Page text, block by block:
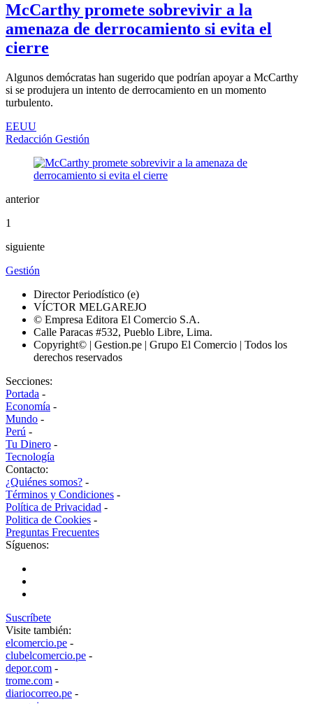
McCarthy promete sobrevivir a la
amenaza de derrocamiento si evita el
cierre
Algunos demócratas han sugerido que podrían apoyar a McCarthy
si se produjera un intento de derrocamiento en un momento
turbulento.
EEUU
Redacción Gestión
anterior
1
siguiente
Gestión
Director Periodístico (e)
VÍCTOR MELGAREJO
© Empresa Editora El Comercio S.A.
Calle Paracas #532, Pueblo Libre, Lima.
Copyright© | Gestion.pe | Grupo El Comercio | Todos los
derechos reservados
Secciones:
Portada -
Economía -
Mundo -
Perú -
Tu Dinero -
Tecnología
Contacto:
¿Quiénes somos? -
Términos y Condiciones -
Política de Privacidad -
Politica de Cookies -
Preguntas Frecuentes
Síguenos:
Suscríbete
Visite también:
elcomercio.pe -
clubelcomercio.pe -
depor.com -
trome.com -
diariocorreo.pe -